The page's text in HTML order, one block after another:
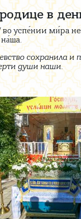
в
во успе́нии ми́ра
сохранила и
души наши.